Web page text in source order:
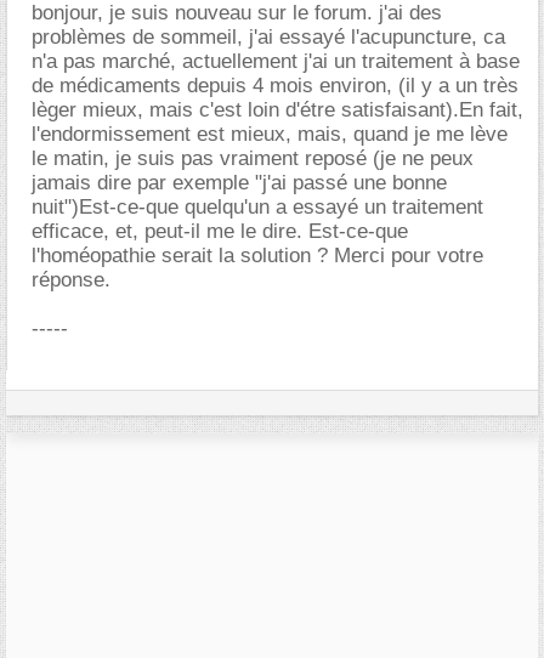
bonjour, je suis nouveau sur le forum. j'ai des
problèmes de sommeil, j'ai essayé l'acupuncture, ca
n'a pas marché, actuellement j'ai un traitement à base
de médicaments depuis 4 mois environ, (il y a un très
lèger mieux, mais c'est loin d'étre satisfaisant).En fait,
l'endormissement est mieux, mais, quand je me lève
le matin, je suis pas vraiment reposé (je ne peux
jamais dire par exemple "j'ai passé une bonne
nuit")Est-ce-que quelqu'un a essayé un traitement
efficace, et, peut-il me le dire. Est-ce-que
l'homéopathie serait la solution ? Merci pour votre
réponse.
-----